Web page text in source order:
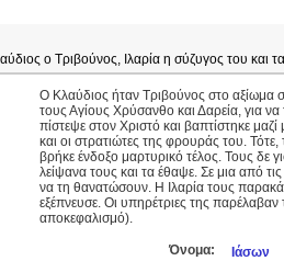
ο Τριβούνος, Ιλαρία η σύζυγος του και
Ο Κλαύδιος ήταν Τριβούνος στο αξίωμα
τους Αγίους Χρύσανθο και Δαρεία, για να
πίστεψε στον Χριστό και βαπτίστηκε
και οι στρατιώτες της φρουράς του.
βρήκε ένδοξο μαρτυρικό τέλος. Τους δε
λείψανα τους και τα έθαψε. Σε μια από
να τη θανατώσουν. Η Ιλαρία τους
εξέπνευσε. Οι υπηρέτριες της
αποκεφαλισμό).
Όνομα:
Ιάσων